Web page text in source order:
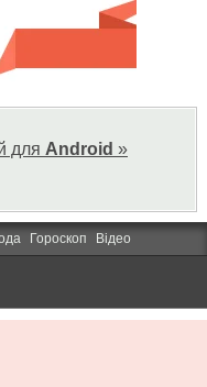
для Android »
Гороскоп Відео